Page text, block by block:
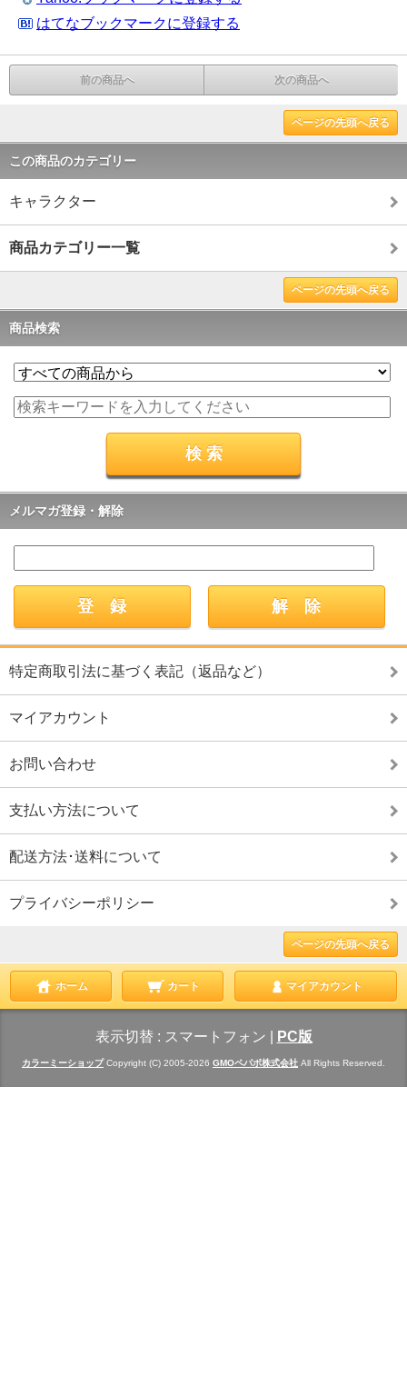
はてなブックマークに登録する
前の商品へ 次の商品へ
ページの先頭へ戻る
この商品のカテゴリー
キャラクター
商品カテゴリー一覧
ページの先頭へ戻る
商品検索
メルマガ登録・解除
特定商取引法に基づく表記（返品など）
マイアカウント
お問い合わせ
支払い方法について
配送方法･送料について
プライバシーポリシー
ページの先頭へ戻る
ホーム カート マイアカウント
表示切替 : スマートフォン PC版
カラーミーショップCopyright (C) 2005-2026 GMOペパボ株式会社 All Rights Reserved.